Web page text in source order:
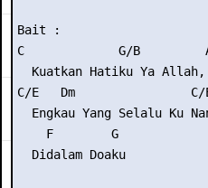
Bait :
C             G/B
Kuatkan Hatiku Ya
C/E   Dm                C/
Engkau Yang Selalu Ku
    F        G
  Didalam Doaku